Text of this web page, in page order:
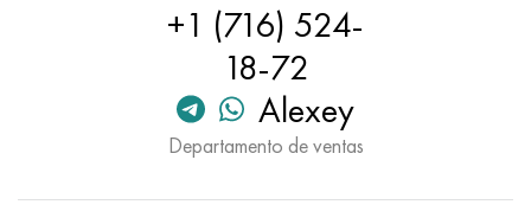
+1 (716) 524-
18-72
Alexey
Departamento de ventas